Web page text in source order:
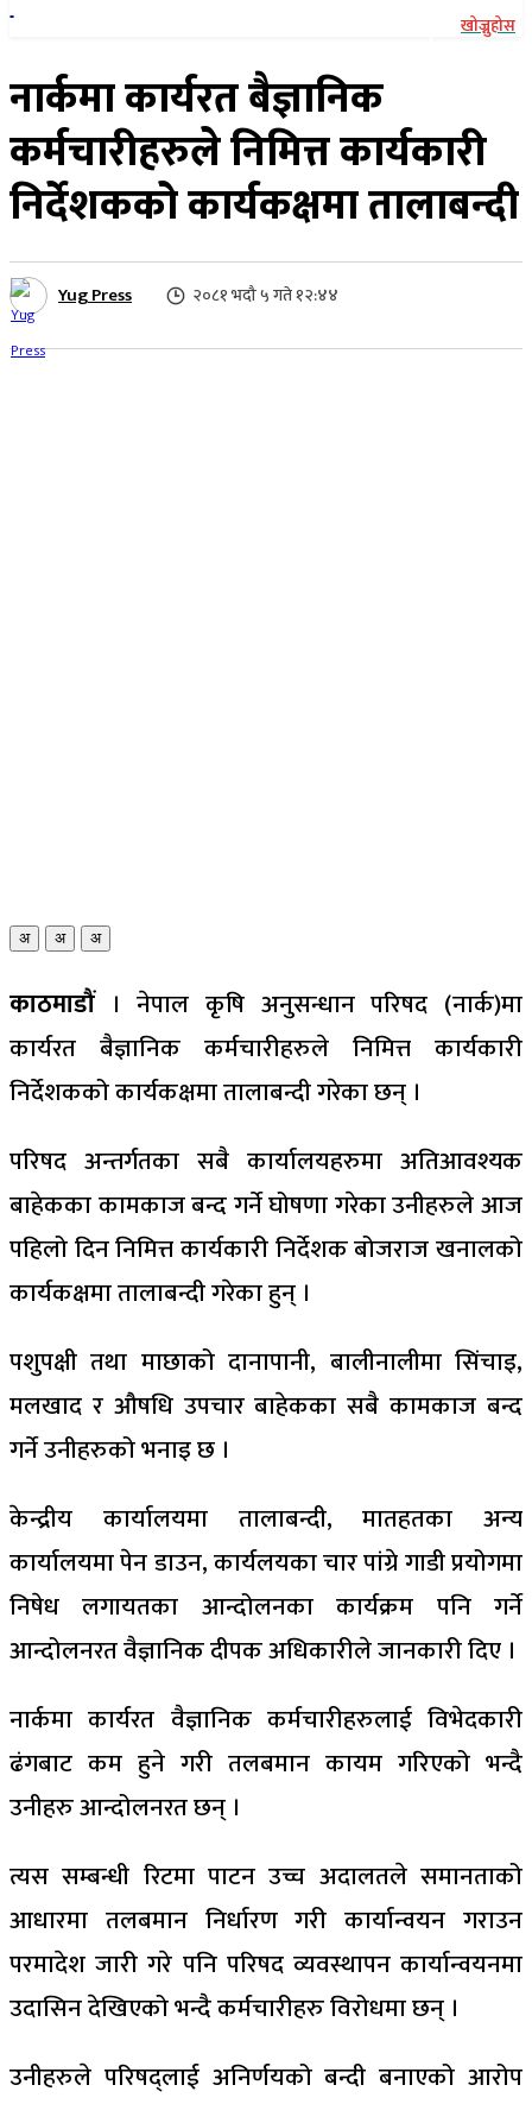
खोज्नुहोस
नार्कमा कार्यरत बैज्ञानिक
कर्मचारीहरुले निमित्त कार्यकारी
निर्देशकको कार्यकक्षमा तालाबन्दी
Yug Press २०८१ भदौ ५ गते १२:४४
अ अ अ
काठमाडौं। नेपाल कृषि अनुसन्धान परिषद (नार्क)मा
कार्यरत बैज्ञानिक कर्मचारीहरुले निमित्त कार्यकारी
निर्देशकको कार्यकक्षमा तालाबन्दी गरेका छन् ।
परिषद अन्तर्गतका सबै कार्यालयहरुमा अतिआवश्यक
बाहेकका कामकाज बन्द गर्ने घोषणा गरेका उनीहरुले आज
पहिलो दिन निमित्त कार्यकारी निर्देशक बोजराज खनालको
कार्यकक्षमा तालाबन्दी गरेका हुन् ।
पशुपक्षी तथा माछाको दानापानी, बालीनालीमा सिंचाइ,
मलखाद र औषधि उपचार बाहेकका सबै कामकाज बन्द
गर्ने उनीहरुको भनाइ छ ।
केन्द्रीय कार्यालयमा तालाबन्दी, मातहतका अन्य
कार्यालयमा पेन डाउन, कार्यलयका चार पांग्रे गाडी प्रयोगमा
निषेध लगायतका आन्दोलनका कार्यक्रम पनि गर्ने
आन्दोलनरत वैज्ञानिक दीपक अधिकारीले जानकारी दिए ।
नार्कमा कार्यरत वैज्ञानिक कर्मचारीहरुलाई विभेदकारी
ढंगबाट कम हुने गरी तलबमान कायम गरिएको भन्दै
उनीहरु आन्दोलनरत छन् ।
त्यस सम्बन्धी रिटमा पाटन उच्च अदालतले समानताको
आधारमा तलबमान निर्धारण गरी कार्यान्वयन गराउन
परमादेश जारी गरे पनि परिषद व्यवस्थापन कार्यान्वयनमा
उदासिन देखिएको भन्दै कर्मचारीहरु विरोधमा छन् ।
उनीहरुले परिषद्लाई अनिर्णयको बन्दी बनाएको आरोप